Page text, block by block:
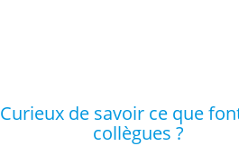
Curieux de savoir ce que
collègues ?